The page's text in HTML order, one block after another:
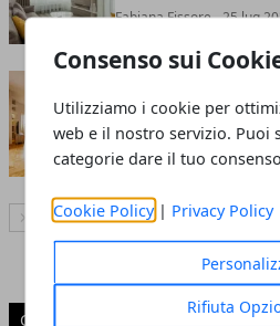
Consenso sui
Utilizziamo i cookie per
web e il nostro servizio. Puoi
categorie dare il tuo
Cookie Policy | Privacy Policy
Rifiuta
Fabiana Fissore- 25 lug
domestici nel
Annalisa Biasi
Articolo Successivo
CATEGORIE